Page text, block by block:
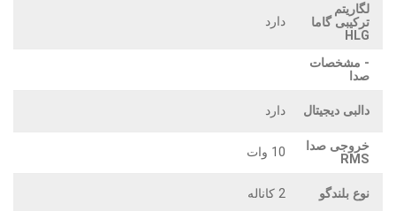
لگاریتم
ترکیبی گاما
HLG
دارد
- مشخصات
صدا
دالبی دیجیتال دارد
خروجی صدا
RMS
10 وات
نوع بلندگو 2 کاناله